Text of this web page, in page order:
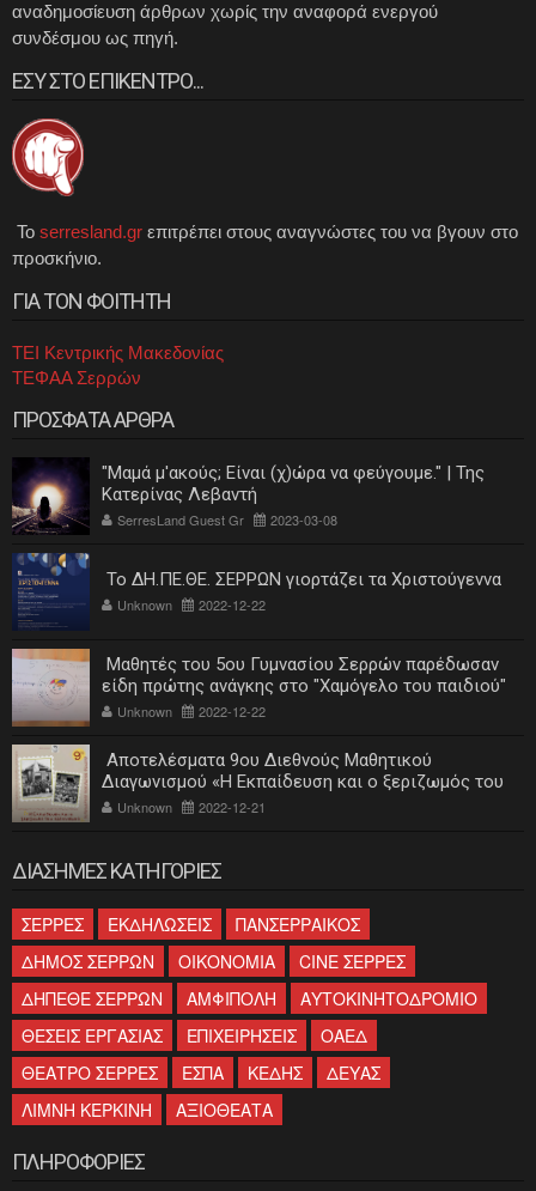
αναδημοσίευση άρθρων χωρίς την αναφορά ενεργού
συνδέσμου ως πηγή.
ΕΣΥ ΣΤΟ ΕΠΙΚΕΝΤΡΟ...
Το serresland.gr επιτρέπει στους αναγνώστες του να βγουν στο
προσκήνιο.
ΓΙΑ ΤΟΝ ΦΟΙΤΗΤΗ
ΤΕΙ Κεντρικής Μακεδονίας
ΤΕΦΑΑ Σερρών
ΠΡΟΣΦΑΤΑ ΑΡΘΡΑ
"Μαμά μ'ακούς; Είναι (χ)ώρα να φεύγουμε." | Της
Κατερίνας Λεβαντή
SerresLand Guest Gr 2023-03-08
Το ΔΗ.ΠΕ.ΘΕ. ΣΕΡΡΩΝ γιορτάζει τα Χριστούγεννα
Unknown 2022-12-22
Μαθητές του 5ου Γυμνασίου Σερρών παρέδωσαν
είδη πρώτης ανάγκης στο "Χαμόγελο του παιδιού"
Unknown 2022-12-22
Αποτελέσματα 9ου Διεθνούς Μαθητικού
Διαγωνισμού «Η Εκπαίδευση και ο ξεριζωμός του
ελληνισμού»
Unknown 2022-12-21
ΔΙΑΣΗΜΕΣ ΚΑΤΗΓΟΡΙΕΣ
ΣΕΡΡΕΣ ΕΚΔΗΛΩΣΕΙΣ
ΠΑΝΣΕΡΡΑΙΚΟΣ
ΔΗΜΟΣ ΣΕΡΡΩΝ
ΟΙΚΟΝΟΜΙΑ
CINE ΣΕΡΡΕΣ
ΔΗΠΕΘΕ ΣΕΡΡΩΝ
ΑΜΦΙΠΟΛΗ
ΑΥΤΟΚΙΝΗΤΟΔΡΟΜΙΟ
ΘΕΣΕΙΣ ΕΡΓΑΣΙΑΣ
ΕΠΙΧΕΙΡΗΣΕΙΣ
ΟΑΕΔ
ΘΕΑΤΡΟ ΣΕΡΡΕΣ
ΕΣΠΑ ΚΕΔΗΣ
ΔΕΥΑΣ
ΛΙΜΝΗ ΚΕΡΚΙΝΗ
ΑΞΙΟΘΕΑΤΑ
ΠΛΗΡΟΦΟΡΙΕΣ